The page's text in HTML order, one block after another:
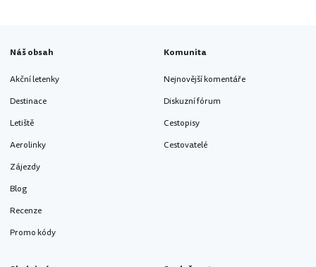
Náš obsah
Akční letenky
Destinace
Letiště
Aerolinky
Zájezdy
Blog
Recenze
Promo kódy
Komunita
Nejnovější komentáře
Diskuzní fórum
Cestopisy
Cestovatelé